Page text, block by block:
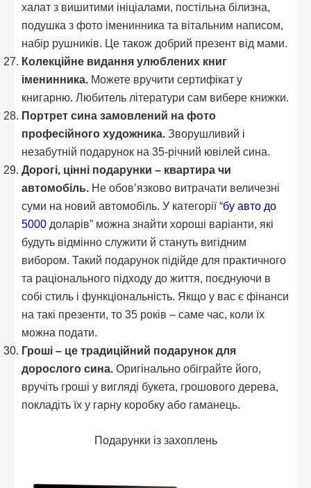
халат з вишитими ініціалами, постільна білизна,
подушка з фото іменинника та вітальним написом,
набір рушників. Це також добрий презент від мами.
Колекційне видання улюблених книг
іменинника. Можете вручити сертифікат у
книгарню. Любитель літератури сам вибере книжки.
Портрет сина замовлений на фото
професійного художника.Зворушливий і
незабутній подарунок на 35-річний ювілей сина.
Дорогі, цінні подарунки – квартира чи
автомобіль. Не обов’язково витрачати величезні
суми на новий автомобіль. У категорії “бу авто до
5000 доларів” можна знайти хороші варіанти, які
будуть відмінно служити й стануть вигідним
вибором. Такий подарунок підійде для практичного
та раціонального підходу до життя, поєднуючи в
собі стиль і функціональність. Якщо у вас є фінанси
на такі презенти, то 35 років – саме час, коли їх
можна подати.
Гроші – це традиційний подарунок для
дорослого сина. Оригінально обіграйте його,
вручіть гроші у вигляді букета, грошового дерева,
покладіть їх у гарну коробку або гаманець.
Подарунки із захоплень